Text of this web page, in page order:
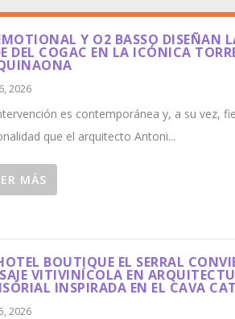
Y O2 BASSO DISEÑAN
DEL COGAC EN LA ICÓNICA
2026
es contemporánea y, a su vez,
que el arquitecto Antoni...
MÁS
BOUTIQUE EL SERRAL
VITIVINÍCOLA EN
INSPIRADA EN EL CAVA
2026